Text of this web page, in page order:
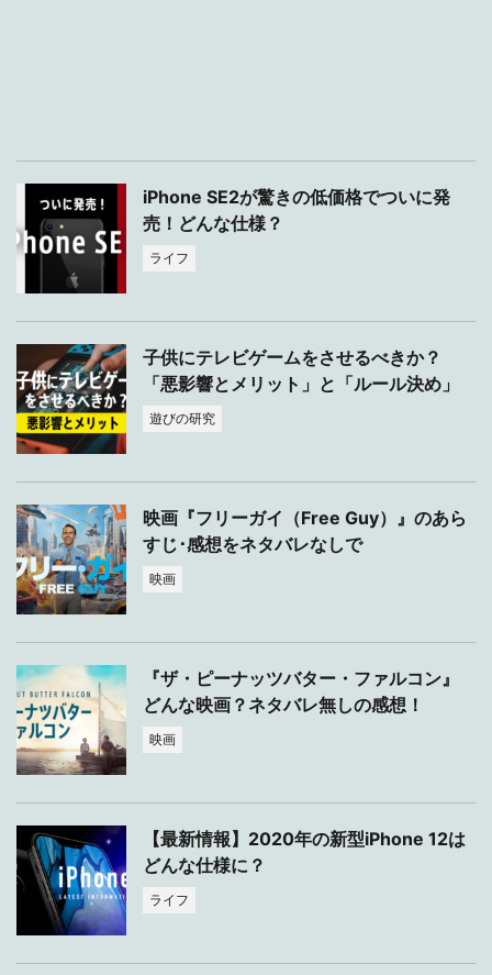
iPhone SE2が驚きの低価格でついに発
売！どんな仕様？
ライフ
子供にテレビゲームをさせるべきか？
「悪影響とメリット」と「ルール決め」
遊びの研究
映画『フリーガイ（Free Guy）』のあら
すじ･感想をネタバレなしで
映画
『ザ・ピーナッツバター・ファルコン』
どんな映画？ネタバレ無しの感想！
映画
【最新情報】2020年の新型iPhone 12は
どんな仕様に？
ライフ